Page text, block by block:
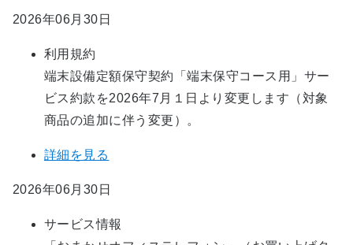
2026年06月30日
利用規約
端末設備定額保守契約「端末保守コース用」サー
ビス約款を2026年7月１日より変更します（対象
商品の追加に伴う変更）。
詳細を見る
2026年06月30日
サービス情報